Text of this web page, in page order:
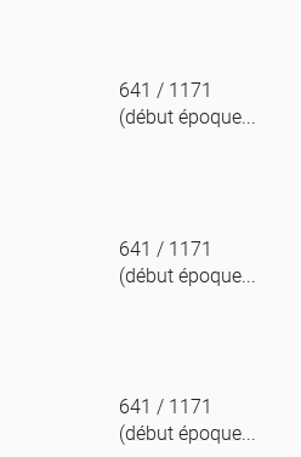
641 / 1171
(début époque...
641 / 1171
(début époque...
641 / 1171
(début époque...